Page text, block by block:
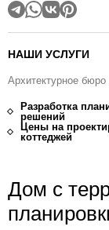
НАШИ УСЛУГИ
Архитектурное
Разработка
решений
Цены на
коттеджей
Дом с